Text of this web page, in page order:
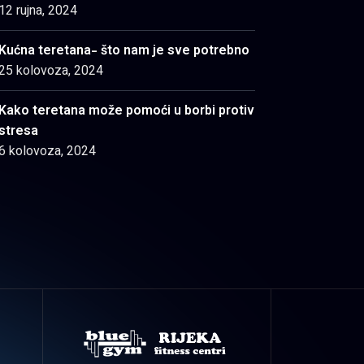
12 rujna, 2024
Kućna teretana- što nam je sve potrebno
kolovoza, 2024
Kako teretana može pomoći u borbi protiv
kolovoza, 2024